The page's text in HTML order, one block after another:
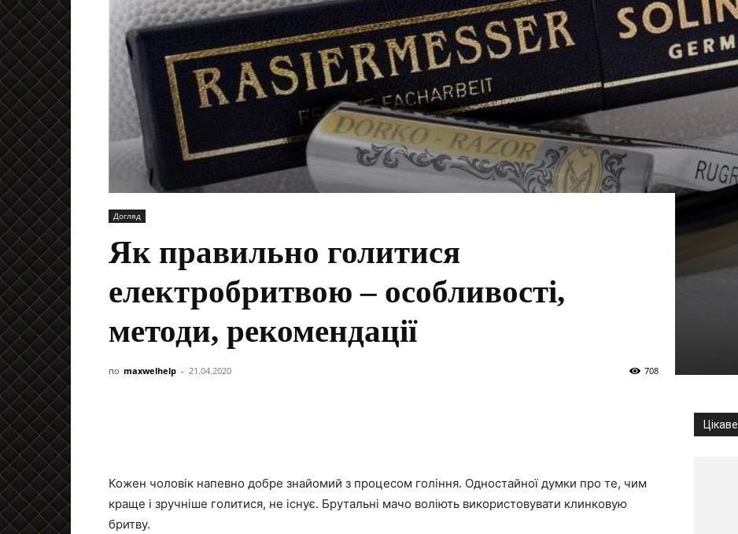
Догляд
Як правильно голитися
електробритвою – особливості,
методи, рекомендації
по maxwelhelp - 21.04.2020 708
Кожен чоловік напевно добре знайомий з процесом гоління. Одностайної думки про те, чим
краще і зручніше голитися, не існує. Брутальні мачо воліють використовувати клинковую
бритву.
Цікаве